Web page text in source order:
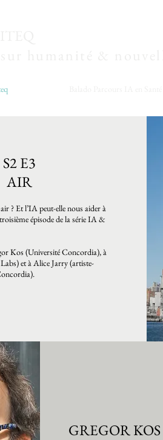
S2 E3
AIR
? Et l’IA peut-elle nous aider à
épisode de la série IA &
Kos (Université Concordia), à
et à Alice Jarry (artiste-
GREGOR KOS